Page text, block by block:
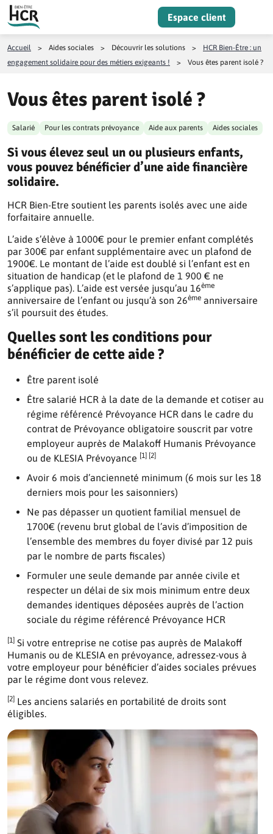
Aller au contenu
Espace client
Accueil > Aides sociales > Découvrir les solutions >
HCR Bien-Être : un
engagement solidaire pour des métiers exigeants !
> Vous êtes parent isolé ?
Vous êtes parent isolé ?
Salarié Pour les contrats prévoyance Aide aux parents Aides sociales
Si vous élevez seul un ou plusieurs enfants,
vous pouvez bénéficier d’une aide financière
solidaire.
HCR Bien-Etre soutient les parents isolés avec une aide
forfaitaire annuelle.
L’aide s’élève à 1000€ pour le premier enfant complétés
par 300€ par enfant supplémentaire avec un plafond de
1900€. Le montant de l’aide est doublé si l’enfant est en
situation de handicap (et le plafond de 1 900 € ne
s’applique pas). L’aide est versée jusqu’au 16ème
anniversaire de l’enfant ou jusqu’à son 26ème anniversaire
s’il poursuit des études.
Quelles sont les conditions pour
bénéficier de cette aide ?
Être parent isolé
Être salarié HCR à la date de la demande et cotiser au
régime référencé Prévoyance HCR dans le cadre du
contrat de Prévoyance obligatoire souscrit par votre
employeur auprès de Malakoff Humanis Prévoyance
ou de KLESIA Prévoyance [1] [2]
Avoir 6 mois d’ancienneté minimum (6 mois sur les 18
derniers mois pour les saisonniers)
Ne pas dépasser un quotient familial mensuel de
1700€ (revenu brut global de l’avis d’imposition de
l’ensemble des membres du foyer divisé par 12 puis
par le nombre de parts fiscales)
Formuler une seule demande par année civile et
respecter un délai de six mois minimum entre deux
demandes identiques déposées auprès de l’action
sociale du régime référencé Prévoyance HCR
[1] Si votre entreprise ne cotise pas auprès de Malakoff
Humanis ou de KLESIA en prévoyance, adressez-vous à
votre employeur pour bénéficier d’aides sociales prévues
par le régime dont vous relevez.
[2] Les anciens salariés en portabilité de droits sont
éligibles.